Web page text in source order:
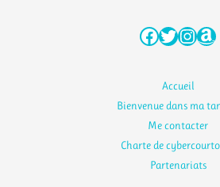
Facebook
Twitter
Accueil
Bienvenue dans ma
Me contacter
Charte de
Partenariats